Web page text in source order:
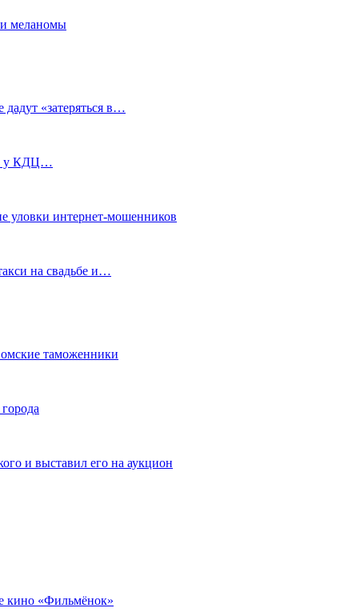
меланомы
«затеряться в…
у КДЦ…
уловки интернет-мошенников
на свадьбе и…
таможенники
и выставил его на аукцион
кино «Фильмёнок»